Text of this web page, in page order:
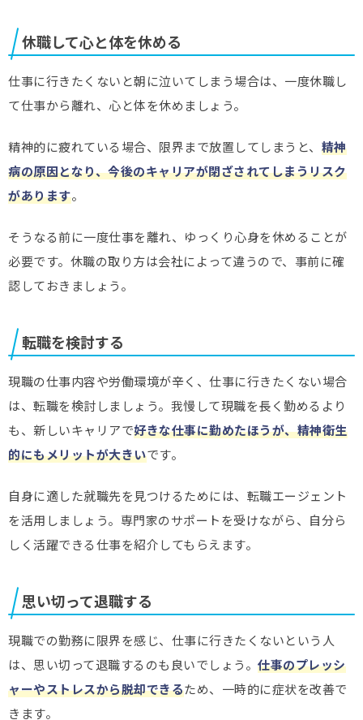
休職して心と体を休める
仕事に行きたくないと朝に泣いてしまう場合は、一度休職し
て仕事から離れ、心と体を休めましょう。
精神的に疲れている場合、限界まで放置してしまうと、 精神
病の原因となり、今後のキャリアが閉ざされてしまうリスク
があります。
そうなる前に一度仕事を離れ、ゆっくり心身を休めることが
必要です。休職の取り方は会社によって違うので、事前に確
認しておきましょう。
転職を検討する
現職の仕事内容や労働環境が辛く、仕事に行きたくない場合
は、転職を検討しましょう。我慢して現職を長く勤めるより
も、新しいキャリアで好きな仕事に勤めたほうが、精神衛生
的にもメリットが大きいです。
自身に適した就職先を見つけるためには、転職エージェント
を活用しましょう。専門家のサポートを受けながら、自分ら
しく活躍できる仕事を紹介してもらえます。
思い切って退職する
現職での勤務に限界を感じ、仕事に行きたくないという人
は、思い切って退職するのも良いでしょう。 仕事のプレッシ
ャーやストレスから脱却できるため、一時的に症状を改善で
きます。